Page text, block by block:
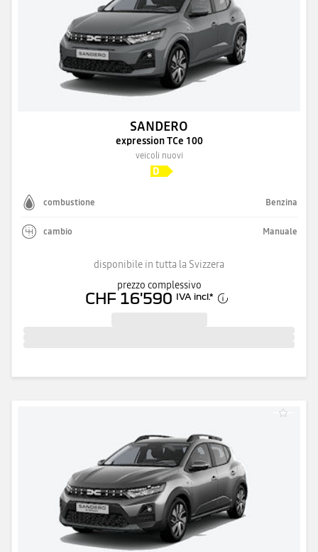
SANDERO
expression TCe 100
veicoli nuovi
combustione Benzina
cambio Manuale
disponibile in tutta la Svizzera
prezzo complessivo
CHF 16'590 IVA incl.*